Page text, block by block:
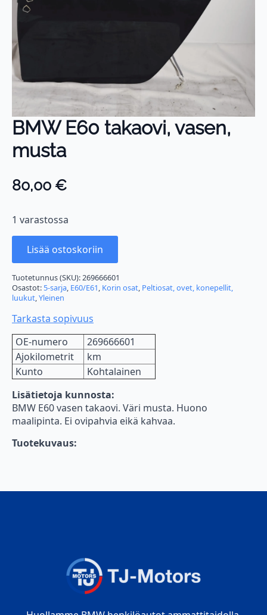
BMW E60 takaovi, vasen,
musta
80,00 €
1 varastossa
Lisää ostoskoriin
Tuotetunnus (SKU):269666601
Osastot: 5-sarja, E60/E61, Korin osat, Peltiosat, ovet, konepellit,
luukut,Yleinen
Tarkasta sopivuus
OE-numero
269666601
Ajokilometrit
km
Kunto
Kohtalainen
Lisätietoja kunnosta:
BMW E60 vasen takaovi. Väri musta. Huono
maalipinta. Ei ovipahvia eikä kahvaa.
Tuotekuvaus: